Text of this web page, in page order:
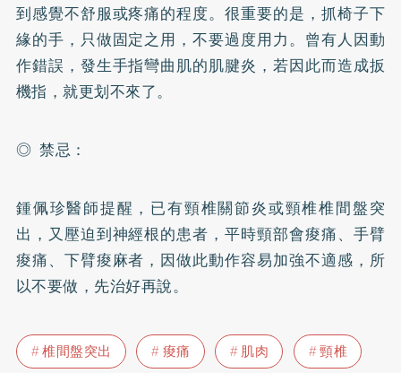
到感覺不舒服或疼痛的程度。很重要的是，抓椅子下
緣的手，只做固定之用，不要過度用力。曾有人因動
作錯誤，發生手指彎曲肌的肌腱炎，若因此而造成扳
機指，就更划不來了。
◎ 禁忌：
鍾佩珍醫師提醒，已有頸椎關節炎或頸椎椎間盤突
出，又壓迫到神經根的患者，平時頸部會痠痛、手臂
痠痛、下臂痠麻者，因做此動作容易加強不適感，所
以不要做，先治好再說。
椎間盤突出 痠痛 肌肉
頸椎